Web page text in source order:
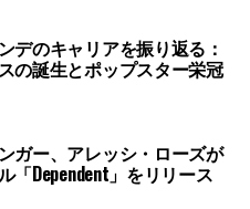
デのキャリアを振り返る：
の誕生とポップスター栄冠
ガー、アレッシ・ローズが
「Dependent」をリリース